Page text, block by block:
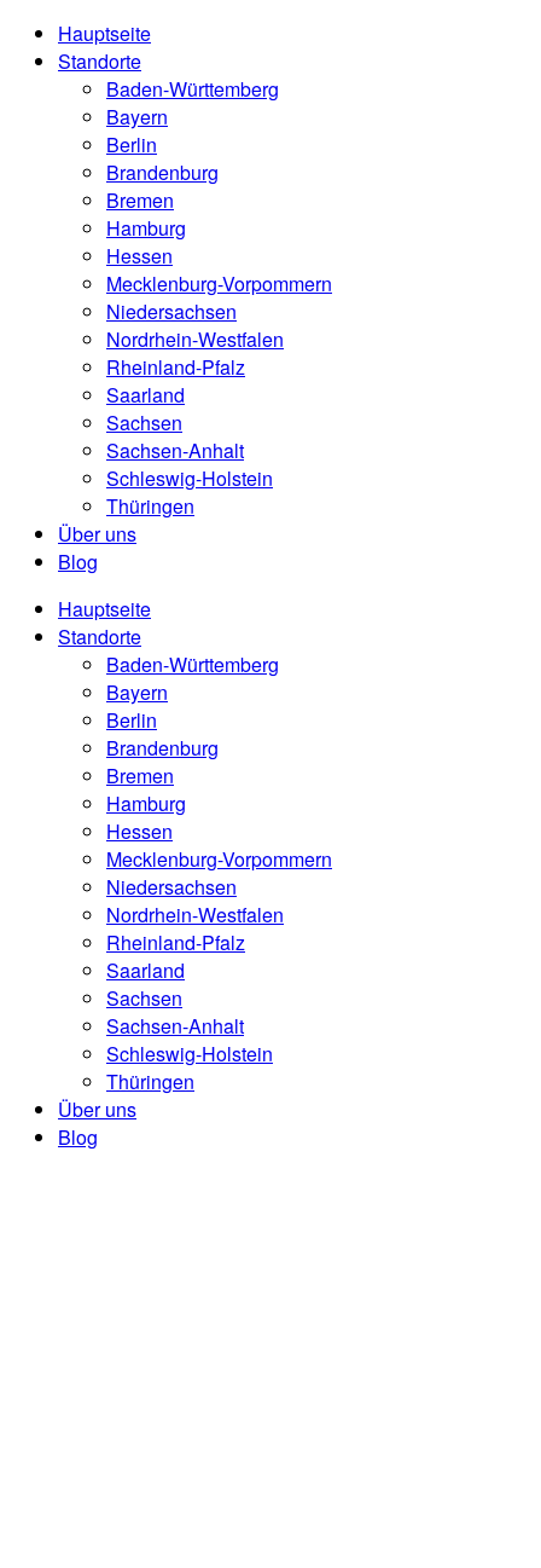
Hauptseite
Standorte
Baden-Württemberg
Bayern
Berlin
Brandenburg
Bremen
Hamburg
Hessen
Mecklenburg-Vorpommern
Niedersachsen
Nordrhein-Westfalen
Rheinland-Pfalz
Saarland
Sachsen
Sachsen-Anhalt
Schleswig-Holstein
Thüringen
Über uns
Blog
Hauptseite
Standorte
Baden-Württemberg
Bayern
Berlin
Brandenburg
Bremen
Hamburg
Hessen
Mecklenburg-Vorpommern
Niedersachsen
Nordrhein-Westfalen
Rheinland-Pfalz
Saarland
Sachsen
Sachsen-Anhalt
Schleswig-Holstein
Thüringen
Über uns
Blog